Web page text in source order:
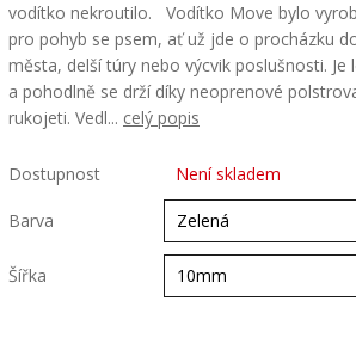
vodítko nekroutilo. Vodítko Move bylo
pro pohyb se psem, ať už jde o procházku
města, delší túry nebo výcvik poslušnosti. Je
a pohodlně se drží díky neoprenové
rukojeti. Vedl... celý popis
Dostupnost Není skladem
Barva
Šířka